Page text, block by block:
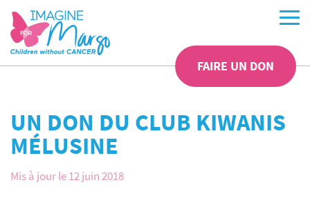
FAIRE UN DON
UN DON DU CLUB KIWANIS
MÉLUSINE
Mis à jour le 12 juin 2018